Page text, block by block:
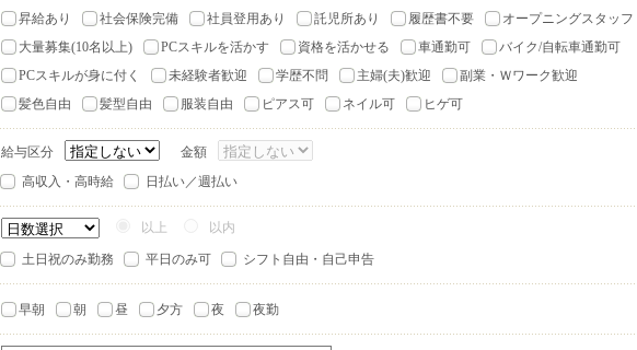
昇給あり
社会保険完備 社員登用あり 託児所あり 履歴書不要
オープニングスタッフ
大量募集(10名以上)
PCスキルを活かす 資格を活かせる 車通勤可
バイク/自転車通勤可
PCスキルが身に付く
未経験者歓迎 学歴不問 主婦(夫)歓迎
副業・Ｗワーク歓迎
髪色自由
髪型自由 服装自由 ピアス可 ネイル可 ヒゲ可
給与区分
金額
高収入・高時給
日払い／週払い
以上 以内
土日祝のみ勤務 平日のみ可 シフト自由・自己申告
早朝 朝 昼 夕方 夜 夜勤